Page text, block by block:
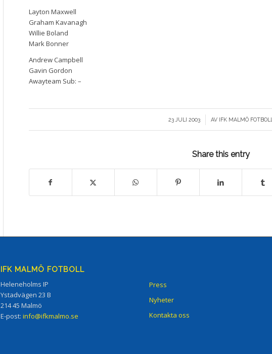
Layton Maxwell
Graham Kavanagh
Willie Boland
Mark Bonner
Andrew Campbell
Gavin Gordon
Awayteam Sub: –
23 JULI 2003
/ AV IFK MALMÖ FOTBOLL
Share this entry
IFK MALMÖ FOTBOLL
Heleneholms IP
Ystadvägen 23 B
214 45 Malmö
E-post:info@ifkmalmo.se
Press
Nyheter
Kontakta oss